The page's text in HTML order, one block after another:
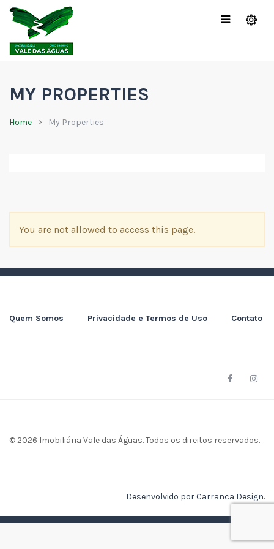
MY PROPERTIES
Home My Properties
You are not allowed to access this page.
Quem Somos Privacidade e Termos de Uso Contato
© 2026 Imobiliária Vale das Águas. Todos os direitos reservados.
Desenvolvido por Carranca Design.